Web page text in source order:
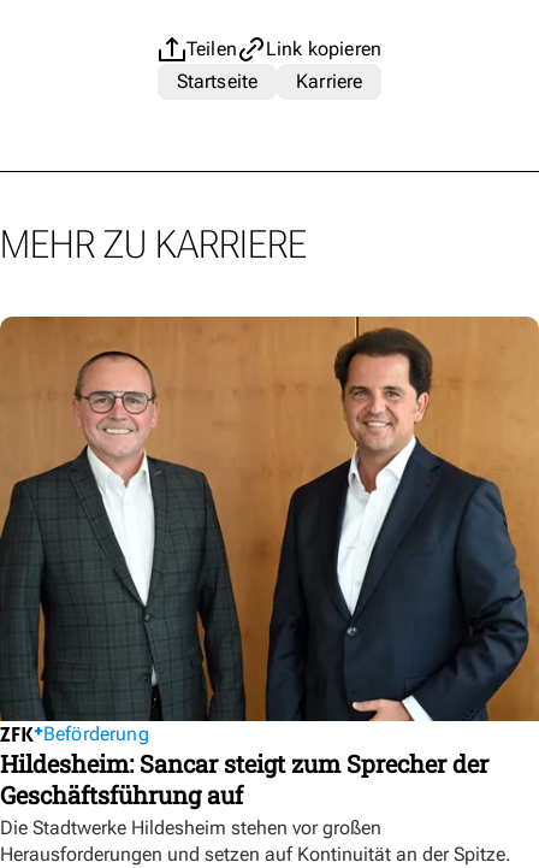
Teilen
Link kopieren
Startseite
Karriere
MEHR ZU KARRIERE
Beförderung
Hildesheim: Sancar steigt zum Sprecher der
Geschäftsführung auf
Die Stadtwerke Hildesheim stehen vor großen
Herausforderungen und setzen auf Kontinuität an der Spitze.